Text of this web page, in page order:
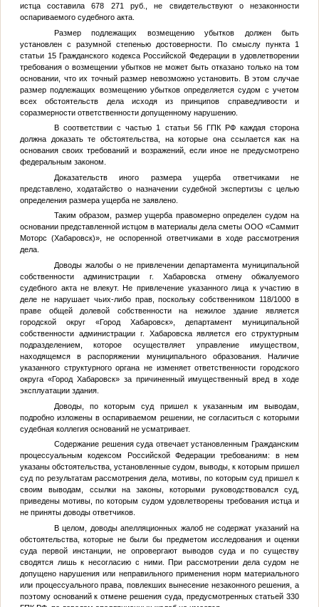
истца составила 678 271 руб., не свидетельствуют о незаконности
оспариваемого судебного акта.
Размер подлежащих возмещению убытков должен быть
установлен с разумной степенью достоверности. По смыслу пункта 1
статьи 15 Гражданского кодекса Российской Федерации в удовлетворении
требования о возмещении убытков не может быть отказано только на том
основании, что их точный размер невозможно установить. В этом случае
размер подлежащих возмещению убытков определяется судом с учетом
всех обстоятельств дела исходя из принципов справедливости и
соразмерности ответственности допущенному нарушению.
В соответствии с частью 1 статьи 56 ГПК РФ каждая сторона
должна доказать те обстоятельства, на которые она ссылается как на
основания своих требований и возражений, если иное не предусмотрено
федеральным законом.
Доказательств иного размера ущерба ответчиками не
представлено, ходатайство о назначении судебной экспертизы с целью
определения размера ущерба не заявлено.
Таким образом, размер ущерба правомерно определен судом на
основании представленной истцом в материалы дела сметы ООО «Саммит
Моторс (Хабаровск)», не оспоренной ответчиками в ходе рассмотрения
дела.
Доводы жалобы о не привлечении департамента муниципальной
собственности администрации г. Хабаровска отмену обжалуемого
судебного акта не влекут. Не привлечение указанного лица к участию в
деле не нарушает чьих-либо прав, поскольку собственником 118/1000 в
праве общей долевой собственности на нежилое здание является
городской округ «Город Хабаровск», департамент муниципальной
собственности администрации г. Хабаровска является его структурным
подразделением, которое осуществляет управление имуществом,
находящемся в распоряжении муниципального образования. Наличие
указанного структурного органа не изменяет ответственности городского
округа «Город Хабаровск» за причиненный имущественный вред в ходе
эксплуатации здания.
Доводы, по которым суд пришел к указанным им выводам,
подробно изложены в оспариваемом решении, не согласиться с которыми
судебная коллегия оснований не усматривает.
Содержание решения суда отвечает установленным Гражданским
процессуальным кодексом Российской Федерации требованиям: в нем
указаны обстоятельства, установленные судом, выводы, к которым пришел
суд по результатам рассмотрения дела, мотивы, по которым суд пришел к
своим выводам, ссылки на законы, которыми руководствовался суд,
приведены мотивы, по которым судом удовлетворены требования истца и
не приняты доводы ответчиков.
В целом, доводы апелляционных жалоб не содержат указаний на
обстоятельства, которые не были бы предметом исследования и оценки
суда первой инстанции, не опровергают выводов суда и по существу
сводятся лишь к несогласию с ними. При рассмотрении дела судом не
допущено нарушения или неправильного применения норм материального
или процессуального права, повлекших вынесение незаконного решения, а
поэтому оснований к отмене решения суда, предусмотренных статьей 330